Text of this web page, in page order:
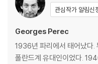
관심작가 알림신
Georges Perec
1936년 파리에서 태어났다.
폴란드계 유대인이었다.